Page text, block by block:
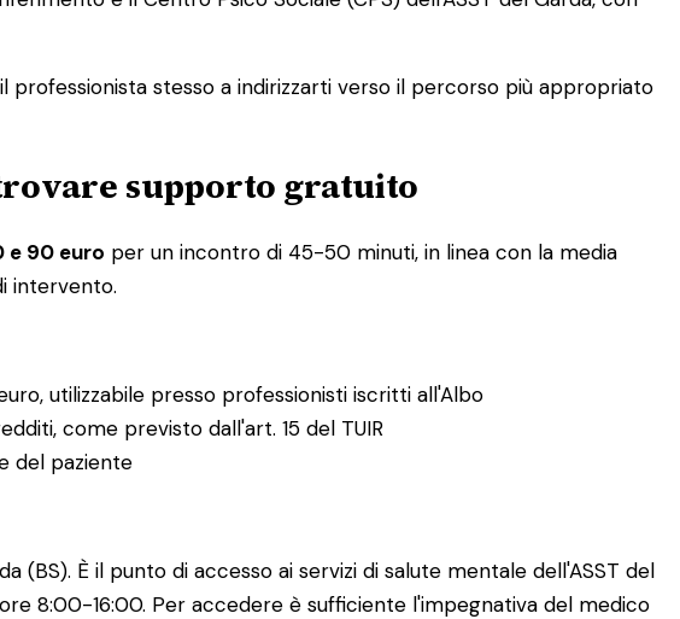
professionista stesso a indirizzarti verso il percorso più appropriato
trovare supporto gratuito
e 90 euro per un incontro di 45-50 minuti, in linea con la media
intervento.
utilizzabile presso professionisti iscritti all'Albo
come previsto dall'art. 15 del TUIR
del paziente
(BS). È il punto di accesso ai servizi di salute mentale dell'ASST del
8:00-16:00. Per accedere è sufficiente l'impegnativa del medico